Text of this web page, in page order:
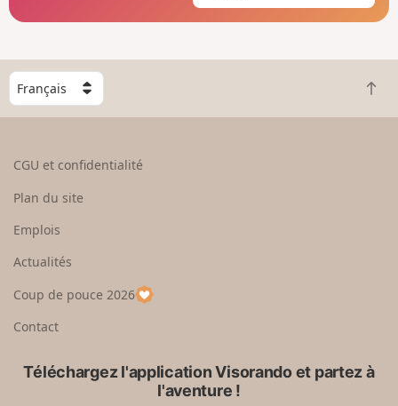
C
h
o
e
u
p
a
R
e
CGU et confidentialité
Plan du site
Emplois
Actualités
Coup de pouce 2026
Contact
Téléchargez l'application Visorando et partez à
l'aventure !